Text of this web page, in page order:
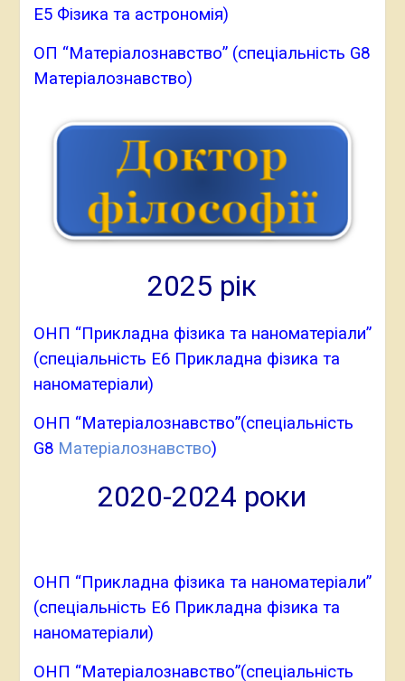
Е5 Фізика та астрономія)
ОП “Матеріалознавство” (спеціальність G8
Матеріалознавство)
2025 рік
ОНП “Прикладна фізика та наноматеріали”
(спеціальність Е6 Прикладна фізика та
наноматеріали)
ОНП “Матеріалознавство”(спеціальність
G8 Матеріалознавство)
2020-2024 роки
ОНП “Прикладна фізика та наноматеріали”
(спеціальність Е6 Прикладна фізика та
наноматеріали)
ОНП “Матеріалознавство”(спеціальність